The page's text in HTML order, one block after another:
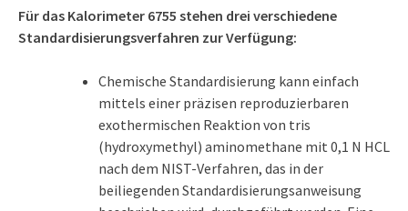
Für das Kalorimeter 6755 stehen drei verschiedene
Standardisierungsverfahren zur Verfügung:
Chemische Standardisierung kann einfach
mittels einer präzisen reproduzierbaren
exothermischen Reaktion von tris
(hydroxymethyl) aminomethane mit 0,1 N HCL
nach dem NIST-Verfahren, das in der
beiliegenden Standardisierungsanweisung